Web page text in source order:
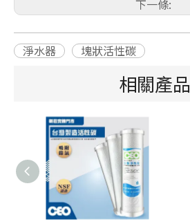
下一條:
淨水器 塊狀活性碳
相關產品